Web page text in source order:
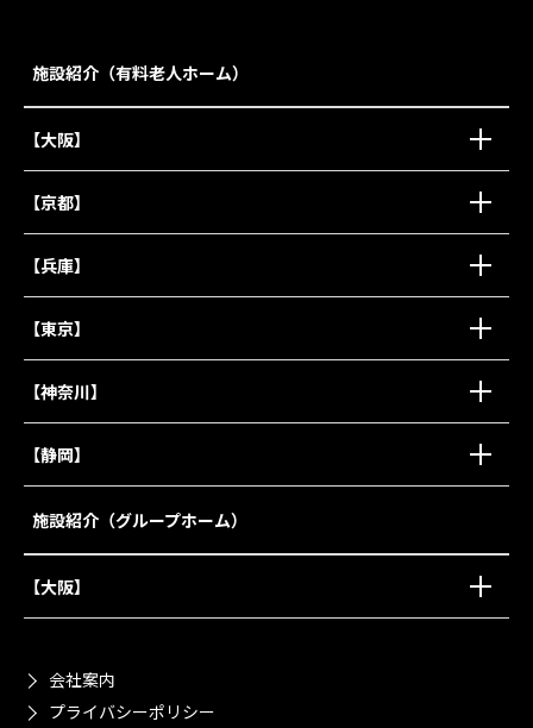
施設紹介（有料老人ホーム）
【大阪】
【京都】
【兵庫】
【東京】
【神奈川】
【静岡】
施設紹介（グループホーム）
【大阪】
会社案内
プライバシーポリシー